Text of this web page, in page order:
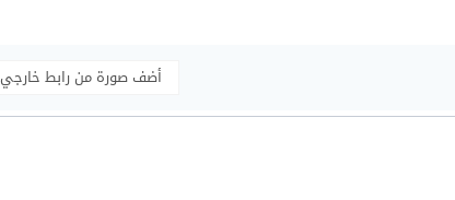
أضف صورة من رابط خارجي